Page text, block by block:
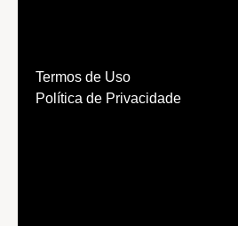
Termos de Uso
Política de Privacidade